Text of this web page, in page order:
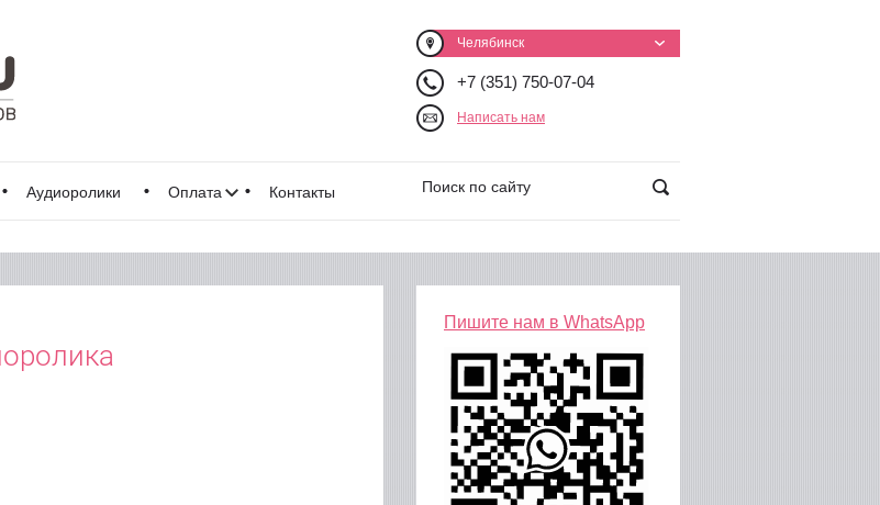
Челябинск
+7 (351) 750-07-04
Написать нам
Аудиоролики Оплата Контакты
Пишите нам в WhatsApp